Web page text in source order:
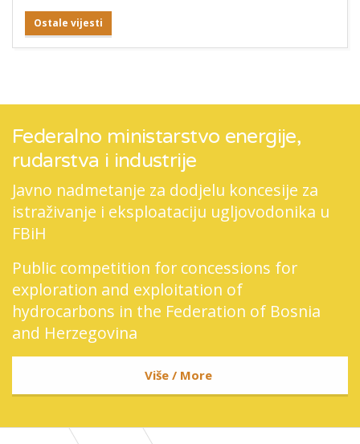
Ostale vijesti
Federalno ministarstvo energije,
rudarstva i industrije
Javno nadmetanje za dodjelu koncesije za
istraživanje i eksploataciju ugljovodonika u
FBiH
Public competition for concessions for
exploration and exploitation of
hydrocarbons in the Federation of Bosnia
and Herzegovina
Više / More